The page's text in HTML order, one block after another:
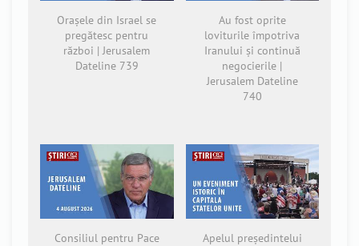
Orașele din Israel se
pregătesc pentru
război | Jerusalem
Dateline 739
Au fost oprite
loviturile împotriva
Iranului și continuă
negocierile |
Jerusalem Dateline
740
Consiliul pentru Pace Apelul președintelui